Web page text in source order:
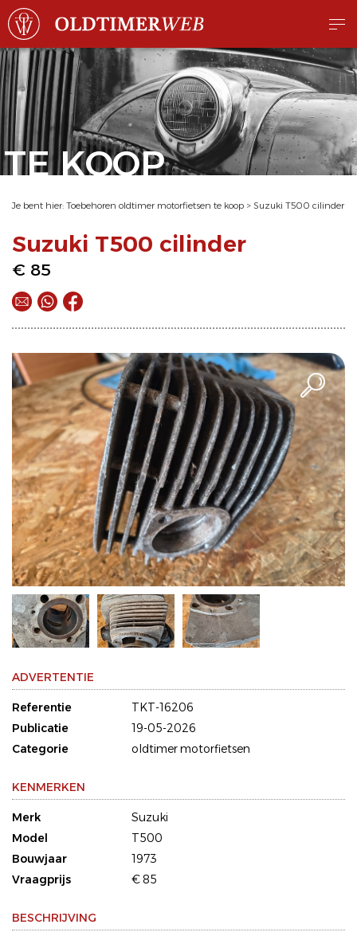
TE KOOP
Je bent hier: Toebehoren oldtimer motorfietsen te koop > Suzuki T500 cilinder
Suzuki T500 cilinder
€ 85
ADVERTENTIE
Referentie
TKT-16206
Publicatie
19-05-2026
Categorie
oldtimer motorfietsen
KENMERKEN
Merk
Suzuki
Model
T500
Bouwjaar
1973
Vraagprijs
€ 85
BESCHRIJVING